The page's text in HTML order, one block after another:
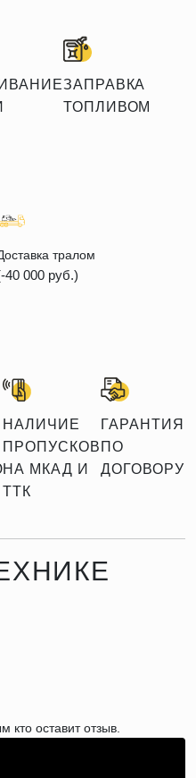
ЗАПРАВКА
ТОПЛИВОМ
тралом
40 000 руб.)
НАЛИЧИЕ
ПРОПУСКОВ
НА МКАД И
ТТК
ГАРАНТИЯ
ПО
ДОГОВОРУ
кто оставит отзыв.